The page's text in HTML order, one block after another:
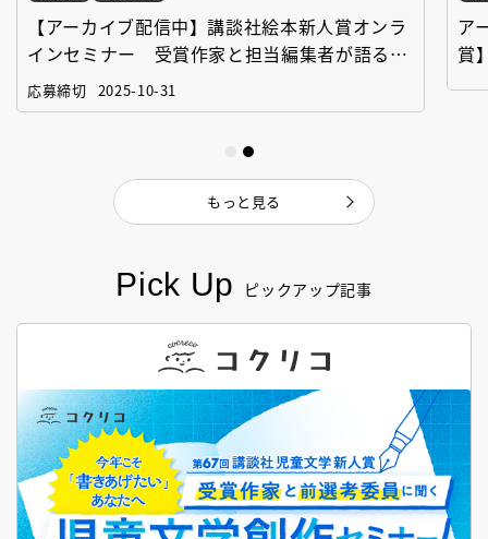
Pick Up ピックアップ記事
【アーカイブ配信中】講談社絵本新人賞オンラ
インセミナー 受賞作家と担当編集者が語る
「絵本創作実践講座」
応募締切 2025-10-31
ア
賞
もっと見る